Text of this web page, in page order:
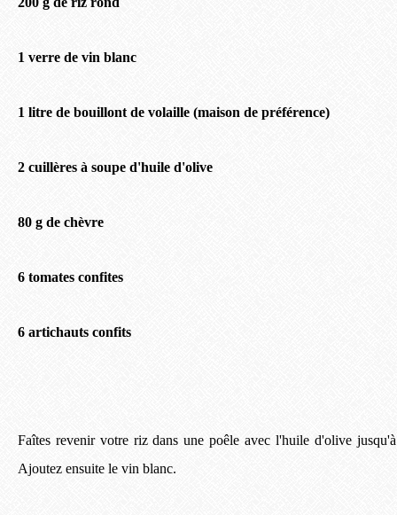
1 verre de vin blanc
1 litre de bouillont de volaille (maison de préférence)
2 cuillères à soupe d'huile d'olive
80 g de chèvre
6 tomates confites
6 artichauts confits
Faîtes revenir votre riz dans une poêle avec l'huile d'olive
Ajoutez ensuite le vin blanc.